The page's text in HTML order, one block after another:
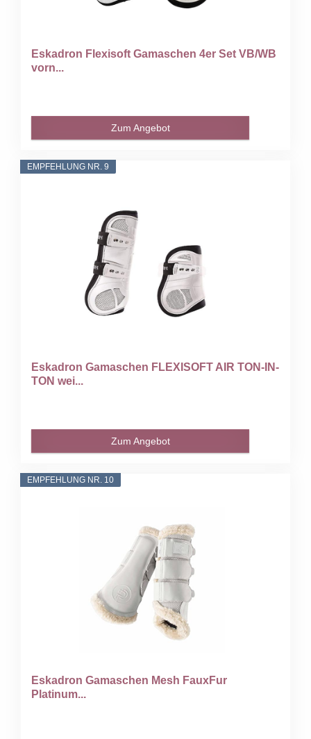
Eskadron Flexisoft Gamaschen 4er Set VB/WB
vorn...
Zum Angebot
EMPFEHLUNG NR. 9
Eskadron Gamaschen FLEXISOFT AIR TON-IN-
TON wei...
Zum Angebot
EMPFEHLUNG NR. 10
Eskadron Gamaschen Mesh FauxFur
Platinum...